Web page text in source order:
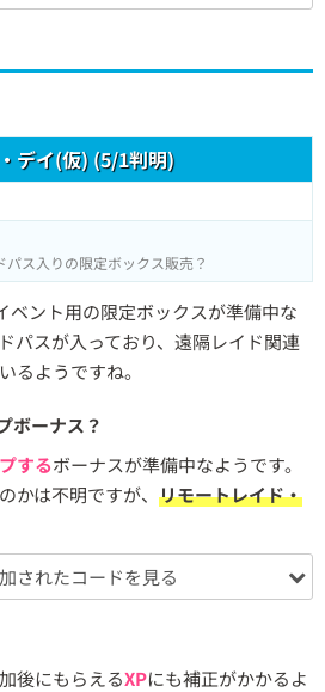
デイ(仮) (5/1判明)
ス入りの限定ボックス販売？
ベント用の限定ボックスが準備中な
パスが入っており、遠隔レイド関連
るようですね。
ボーナス？
するボーナスが準備中なようです。
かは不明ですが、 リモートレイド・
されたコードを見る
後にもらえるXPにも補正がかかるよ